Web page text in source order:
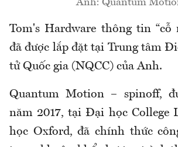
Ảnh: Quantum
Tom's Hardware thông tin “cỗ
đã được lắp đặt tại Trung tâm
tử Quốc gia (NQCC) của Anh.
Quantum Motion – spinoff,
năm 2017, tại Đại học College
học Oxford, đã chính thức